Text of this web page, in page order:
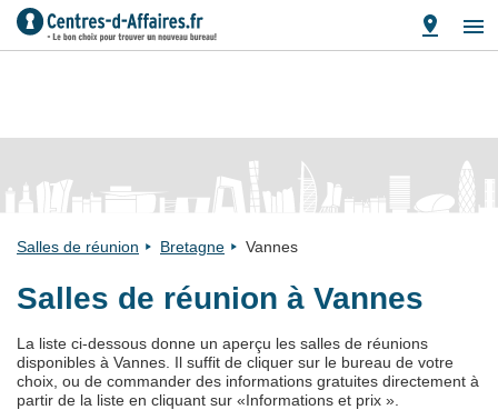
Salles de réunion Bretagne Vannes
Salles de réunion à Vannes
La liste ci-dessous donne un aperçu les salles de réunions
disponibles à Vannes. Il suffit de cliquer sur le bureau de votre
choix, ou de commander des informations gratuites directement à
partir de la liste en cliquant sur «Informations et prix ».